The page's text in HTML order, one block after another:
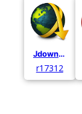
Jdownloader
r17312